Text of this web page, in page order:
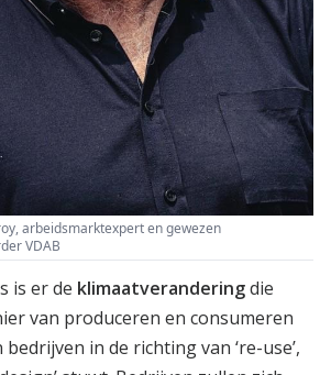
arbeidsmarktexpert en gewezen
VDAB
is er de klimaatveranderingdie
van produceren en consumeren
in de richting van ‘re-use’,